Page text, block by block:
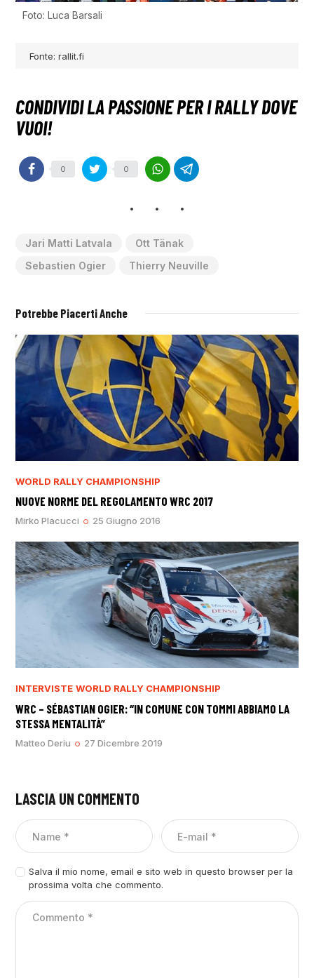
Foto: Luca Barsali
Fonte: rallit.fi
0 0
Jari Matti Latvala
Ott Tänak
Sebastien Ogier
Thierry Neuville
Potrebbe Piacerti Anche
WORLD RALLY CHAMPIONSHIP
NUOVE NORME DEL REGOLAMENTO WRC 2017
Mirko Placucci 25 Giugno 2016
INTERVISTE WORLD RALLY CHAMPIONSHIP
WRC – SÉBASTIAN OGIER: “IN COMUNE CON TOMMI ABBIAMO LA
STESSA MENTALITÀ”
Matteo Deriu 27 Dicembre 2019
LASCIA UN COMMENTO
Salva il mio nome, email e sito web in questo browser per la
prossima volta che commento.